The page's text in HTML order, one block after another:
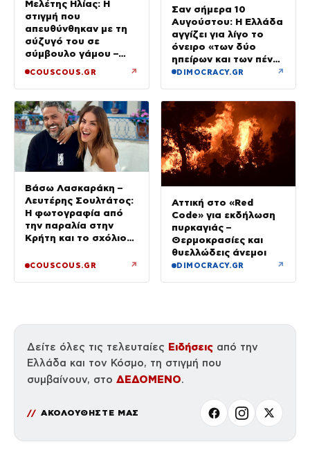
Μελέτης Ηλίας: Η
στιγμή που
απευθύνθηκαν με τη
σύζυγό του σε
σύμβουλο γάμου –
σημείο ήταν όταν
γεννήθηκε ο γιος μας»
COUSCOUS.GR ↗
Σαν σήμερα 10
Αυγούστου: Η Ελλάδα
αγγίζει για λίγο το
όνειρο «των δύο
ηπείρων και των πέντε
θαλασσών»
DIMOCRACY.GR ↗
Βάσω Λασκαράκη –
Λευτέρης Σουλτάτος:
Η φωτογραφία από
την παραλία στην
Κρήτη και το σχόλιο
εμφάνισή του
COUSCOUS.GR ↗
Αττική στο «Red
Code» για εκδήλωση
πυρκαγιάς –
Θερμοκρασίες και
θυελλώδεις άνεμοι
DIMOCRACY.GR ↗
Δείτε όλες τις τελευταίες Ειδήσεις από την
Ελλάδα και τον Κόσμο, τη στιγμή που
συμβαίνουν, στο ΔΕΔΟΜΕΝΟ.
ΑΚΟΛΟΥΘΗΣΤΕ ΜΑΣ